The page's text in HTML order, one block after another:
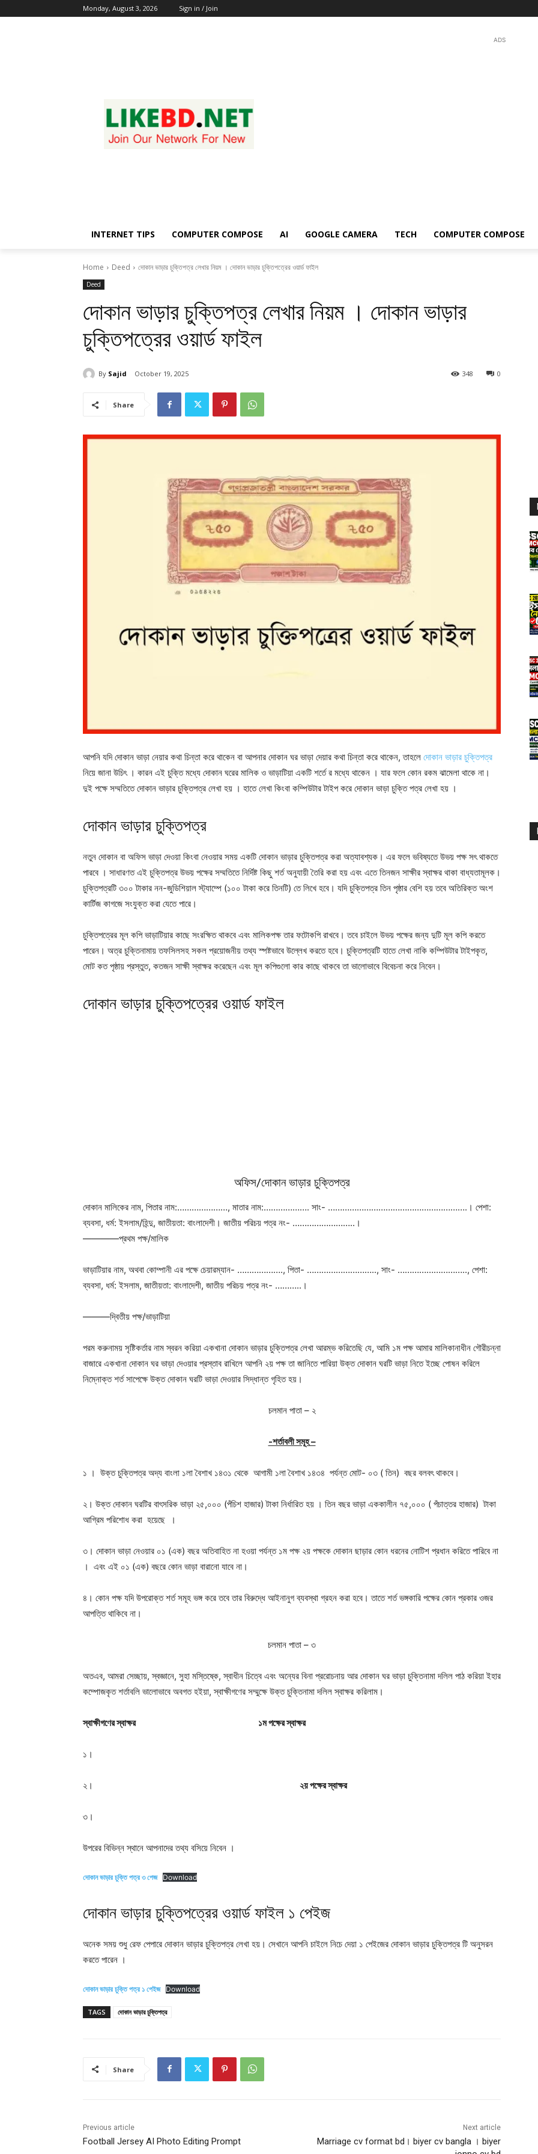
Monday, August 3, 2026 Sign in / Join
ADS
INTERNET TIPS COMPUTER COMPOSE AI GOOGLE CAMERA TECH COMPUTER COMPOSE
Home Deed দোকান ভাড়ার চুক্তিপত্র লেখার নিয়ম । দোকান ভাড়ার চুক্তিপত্রের ওয়ার্ড ফাইল
Deed
দোকান ভাড়ার চুক্তিপত্র লেখার নিয়ম । দোকান ভাড়ার
চুক্তিপত্রের ওয়ার্ড ফাইল
By Sajid October 19, 2025 0
348
Share
আপনি যদি দোকান ভাড়া নেয়ার কথা চিন্তা করে থাকেন বা আপনার দোকান ঘর ভাড়া দেয়ার কথা চিন্তা করে থাকেন, তাহলে দোকান ভাড়ার চুক্তিপত্র
নিয়ে জানা উচিৎ । কারন এই চুক্তি মধ্যে দোকান ঘরের মালিক ও ভাড়াটিয়া একটি শর্তে র মধ্যে থাকেন । যার ফলে কোন রকম ঝামেলা থাকে না।
দুই পক্ষে সম্মতিতে দোকান ভাড়ার চুক্তিপত্র লেখা হয় । হাতে লেখা কিংবা কম্পিউটার টাইপ করে দোকান ভাড়া চুক্তি পত্র লেখা হয় ।
দোকান ভাড়ার চুক্তিপত্র
নতুন দোকান বা অফিস ভাড়া দেওয়া কিংবা নেওয়ার সময় একটি দোকান ভাড়ার চুক্তিপত্র করা অত্যাবশ্যক। এর ফলে ভবিষ্যতে উভয় পক্ষ সৎ থাকতে
পারবে । সাধারণত এই চুক্তিপত্র উভয় পক্ষের সম্মতিতে নির্দিষ্ট কিছু শর্ত অনুযায়ী তৈরি করা হয় এবং এতে তিনজন সাক্ষীর স্বাক্ষর থাকা বাধ্যতামূলক।
চুক্তিপত্রটি ৩০০ টাকার নন-জুডিশিয়াল স্ট্যাম্পে (১০০ টাকা করে তিনটি) তে লিখে হবে। যদি চুক্তিপত্র তিন পৃষ্ঠার বেশি হয় তবে অতিরিক্ত অংশ
কার্টিজ কাগজে সংযুক্ত করা যেতে পারে।
চুক্তিপত্রের মূল কপি ভাড়াটিয়ার কাছে সংরক্ষিত থাকবে এবং মালিকপক্ষ তার ফটোকপি রাখবে। তবে চাইলে উভয় পক্ষের জন্য দুটি মূল কপি করতে
পারেন। অত্র চুক্তিনামায় তফসিলসহ সকল প্রয়োজনীয় তথ্য স্পষ্টভাবে উল্লেখ করতে হবে। চুক্তিপত্রটি হাতে লেখা নাকি কম্পিউটার টাইপকৃত,
মোট কত পৃষ্ঠায় প্রস্তুত, কতজন সাক্ষী স্বাক্ষর করেছেন এবং মূল কপিগুলো কার কাছে থাকবে তা ভালোভাবে বিবেচনা করে নিবেন।
দোকান ভাড়ার চুক্তিপত্রের ওয়ার্ড ফাইল
অফিস/দোকান ভাড়ার চুক্তিপত্র
দোকান মালিকের নাম, পিতার নাম:…………………, মাতার নাম:………………. সাং- ………………………………………………….। পেশা:
ব্যবসা, ধর্ম: ইসলাম/হিন্দু, জাতীয়তা: বাংলাদেশী। জাতীয় পরিচয় পত্র নং- ……………………..।
————প্রথম পক্ষ/মালিক
ভাড়াটিয়ার নাম, অথবা কোম্পানী এর পক্ষে চেয়ারম্যান- ………………., পিতা- ……………………….., সাং- ……………………….., পেশা:
ব্যবসা, ধর্ম: ইসলাম, জাতীয়তা: বাংলাদেশী, জাতীয় পরিচয় পত্র নং- ………..।
———দ্বিতীয় পক্ষ/ভাড়াটিয়া
পরম করুনাময় সৃষ্টিকর্তার নাম স্বরন করিয়া একখানা দোকান ভাড়ার চুক্তিপত্র লেখা আরম্ভ করিতেছি যে, আমি ১ম পক্ষ আমার মালিকানাধীন গৌরীচন্না
বাজারে একখানা দোকান ঘর ভাড়া দেওয়ার প্রস্তাব রাখিলে আপনি ২য় পক্ষ তা জানিতে পারিয়া উক্ত দোকান ঘরটি ভাড়া নিতে ইচ্ছে পোষন করিলে
নিম্নোক্ত শর্ত সাপেক্ষে উক্ত দোকান ঘরটি ভাড়া দেওয়ার সিদ্ধান্ত গৃহিত হয়।
চলমান পাতা – ২
-শর্তাবলী সমূহ –
১ । উক্ত চুক্তিপত্র অদ্য বাংলা ১লা বৈশাখ ১৪৩১ থেকে আগামী ১লা বৈশাখ ১৪৩৪ পর্যন্ত মোট- ০৩ ( তিন) বছর বলবৎ থাকবে।
২। উক্ত দোকান ঘরটির বাৎসরিক ভাড়া ২৫,০০০ (পঁচিশ হাজার) টাকা নির্ধারিত হয় । তিন বছর ভাড়া এককালীন ৭৫,০০০ ( পঁচাত্তর হাজার) টাকা
আগ্রিম পরিশোধ করা হয়েছে ।
৩। দোকান ভাড়া নেওয়ার ০১ (এক) বছর অতিবাহিত না হওয়া পর্যন্ত ১ম পক্ষ ২য় পক্ষকে দোকান ছাড়ার কোন ধরনের নোটিশ প্রধান করিতে পারিবে না
। এবং এই ০১ (এক) বছরে কোন ভাড়া বারানো যাবে না।
৪। কোন পক্ষ যদি উপরোক্ত শর্ত সমূহ ভঙ্গ করে তবে তার বিরুদ্ধে আইনানুগ ব্যবস্থা গ্রহন করা হবে। তাতে শর্ত ভঙ্গকারি পক্ষের কোন প্রকার ওজর
আপত্তি থাকিবে না।
চলমান পাতা – ৩
অতএব, আমরা সেচ্ছায়, স্বজ্ঞানে, সুহা মস্তিষ্কে, স্বাধীন চিত্বে এবং অন্যের বিনা প্ররোচনায় আর দোকান ঘর ভাড়া চুক্তিনামা দলিল পাঠ করিয়া ইহার
কম্পোজকৃত শর্তাবলি ভালোভাবে অবগত হইয়া, স্বাক্ষীগণের সম্মুক্ষে উক্ত চুক্তিনামা দলিল স্বাক্ষর করিলাম।
স্বাক্ষীগণেরস্বাক্ষর ১মপক্ষেরস্বাক্ষর
১।
২। ২য়পক্ষেরস্বাক্ষর
৩।
উপরের বিভিন্ন স্থানে আপনাদের তথ্য বসিয়ে নিবেন ।
দোকান ভাড়ার চুক্তি পত্র ৩ পেজ Download
দোকান ভাড়ার চুক্তিপত্রের ওয়ার্ড ফাইল ১ পেইজ
অনেক সময় শুধু রেফ পেপারে দোকান ভাড়ার চুক্তিপত্র লেখা হয়। সেখানে আপনি চাইলে নিচে দেয়া ১ পেইজের দোকান ভাড়ার চুক্তিপত্র টি অনুসরন
করতে পারেন ।
দোকান ভাড়ার চুক্তি পত্র ১ পেইজ Download
TAGS দোকান ভাড়ার চুক্তিপত্র
Share
Previous article
Football Jersey AI Photo Editing Prompt
Next article
Marriage cv format bd। biyer cv bangla । biyer